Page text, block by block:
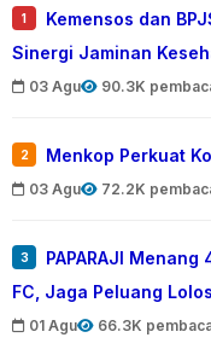
1
Kemensos dan
Sinergi Jaminan
03 Agu 90.3K
2 Menkop Perkuat
03 Agu 72.2K
3
PAPARAJI
FC, Jaga Peluang
01 Agu 66.3K